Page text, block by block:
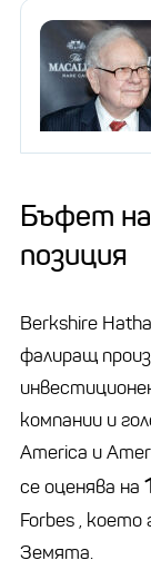
Бъфет
позиция
Berkshire
фалиращ
компании и
America и
се оценява на
Forbes ,
Земята.